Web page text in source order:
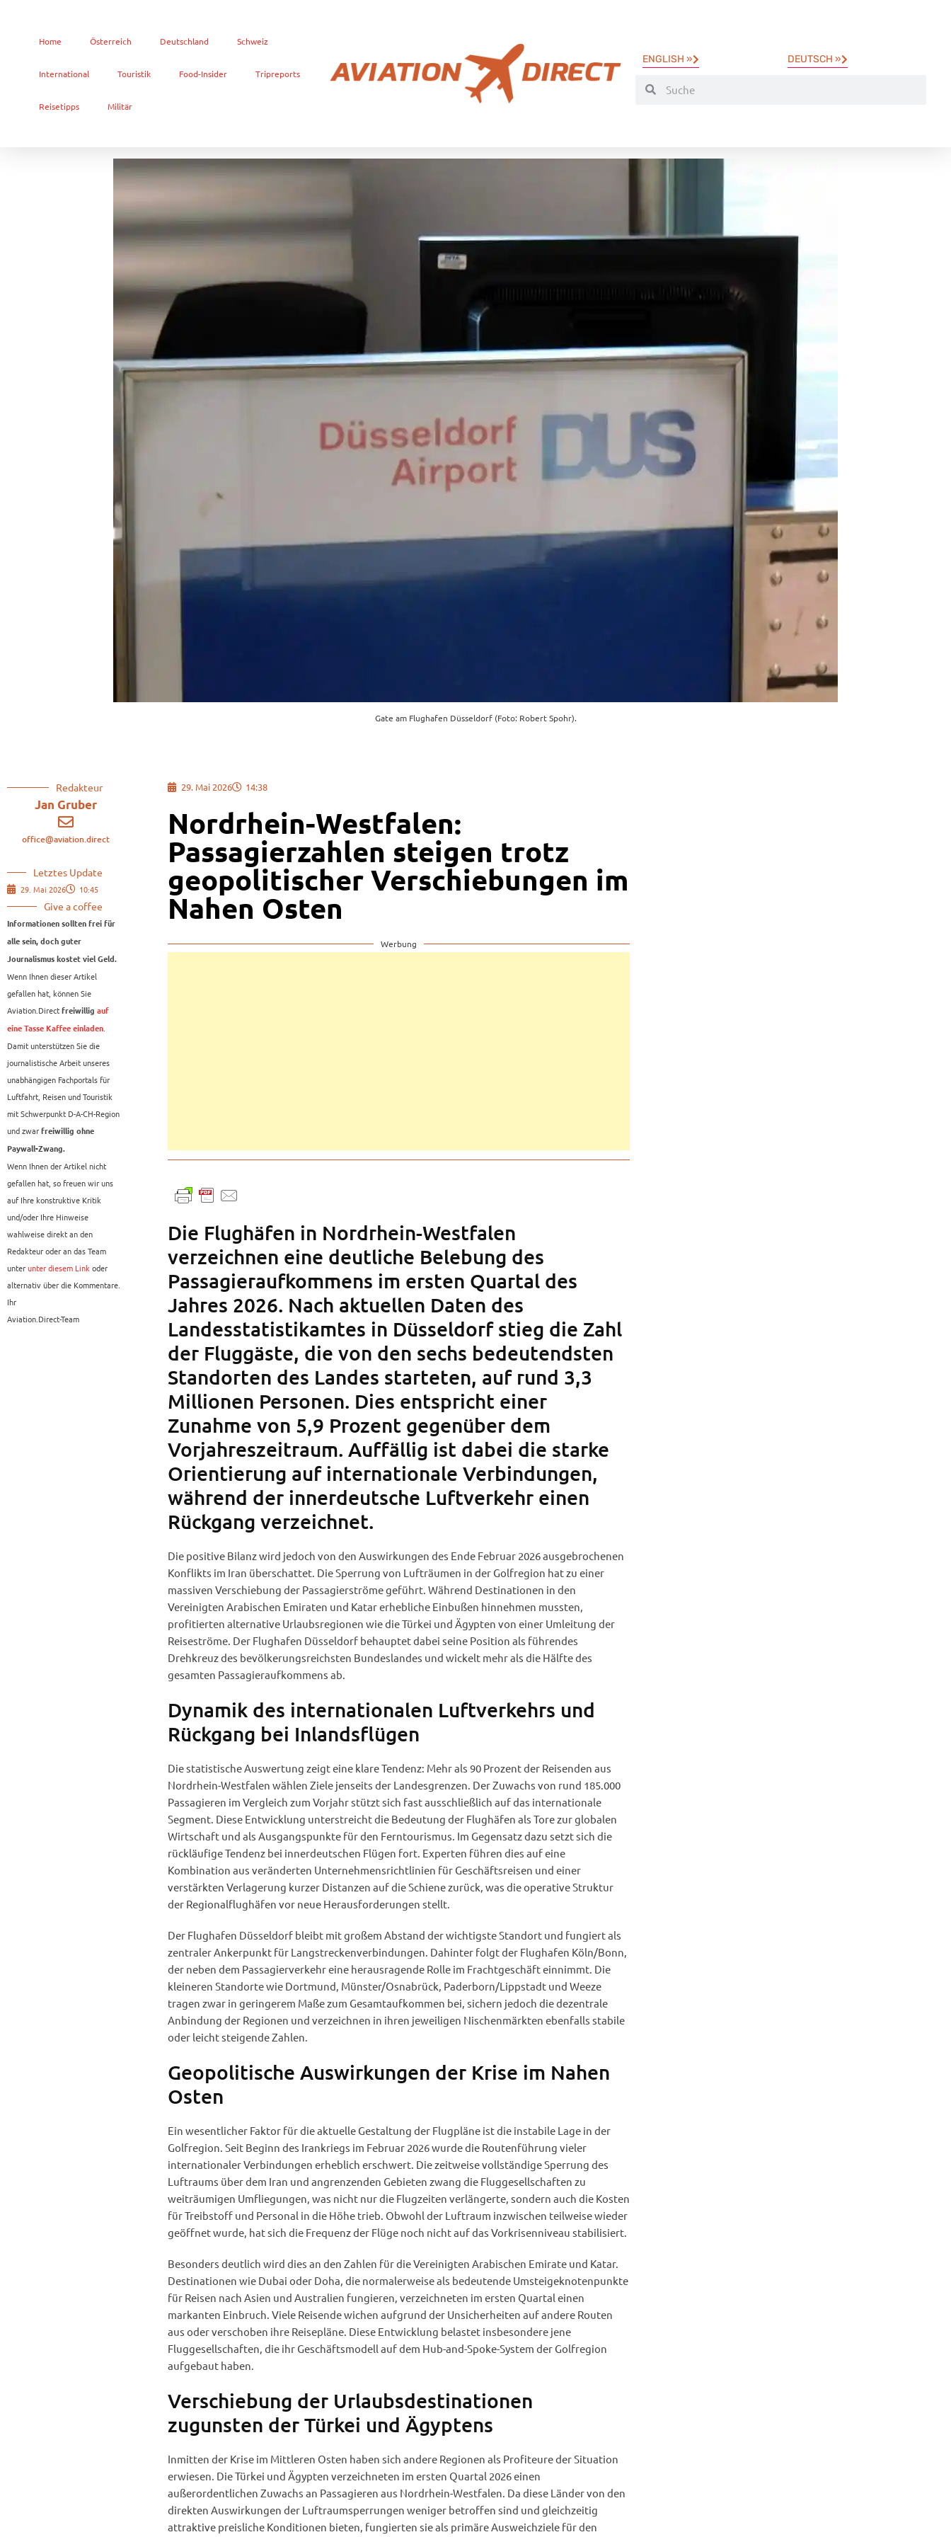
Home Österreich Deutschland Schweiz
International Touristik Food-Insider Tripreports
Reisetipps Militär
ENGLISH » DEUTSCH »
Gate am Flughafen Düsseldorf (Foto: Robert Spohr).
Redakteur
Jan Gruber
office@aviation.direct
Letztes Update
29. Mai 2026 10:45
Give a coffee
Informationen sollten frei für
alle sein, doch guter
Journalismus kostet viel Geld.
Wenn Ihnen dieser Artikel
gefallen hat, können Sie
Aviation.Direct freiwillig auf
eine Tasse Kaffee einladen.
Damit unterstützen Sie die
journalistische Arbeit unseres
unabhängigen Fachportals für
Luftfahrt, Reisen und Touristik
mit Schwerpunkt D-A-CH-Region
und zwar freiwillig ohne
Paywall-Zwang.
Wenn Ihnen der Artikel nicht
gefallen hat, so freuen wir uns
auf Ihre konstruktive Kritik
und/oder Ihre Hinweise
wahlweise direkt an den
Redakteur oder an das Team
unterunter diesem Linkoder
alternativ über die Kommentare.
Ihr
Aviation.Direct-Team
29. Mai 2026 14:38
Nordrhein-Westfalen:
Passagierzahlen steigen trotz
geopolitischer Verschiebungen im
Nahen Osten
Werbung
Die Flughäfen in Nordrhein-Westfalen
verzeichnen eine deutliche Belebung des
Passagieraufkommens im ersten Quartal des
Jahres 2026. Nach aktuellen Daten des
Landesstatistikamtes in Düsseldorf stieg die Zahl
der Fluggäste, die von den sechs bedeutendsten
Standorten des Landes starteten, auf rund 3,3
Millionen Personen. Dies entspricht einer
Zunahme von 5,9 Prozent gegenüber dem
Vorjahreszeitraum. Auffällig ist dabei die starke
Orientierung auf internationale Verbindungen,
während der innerdeutsche Luftverkehr einen
Rückgang verzeichnet.
Die positive Bilanz wird jedoch von den Auswirkungen des Ende Februar 2026 ausgebrochenen
Konflikts im Iran überschattet. Die Sperrung von Lufträumen in der Golfregion hat zu einer
massiven Verschiebung der Passagierströme geführt. Während Destinationen in den
Vereinigten Arabischen Emiraten und Katar erhebliche Einbußen hinnehmen mussten,
profitierten alternative Urlaubsregionen wie die Türkei und Ägypten von einer Umleitung der
Reiseströme. Der Flughafen Düsseldorf behauptet dabei seine Position als führendes
Drehkreuz des bevölkerungsreichsten Bundeslandes und wickelt mehr als die Hälfte des
gesamten Passagieraufkommens ab.
Dynamik des internationalen Luftverkehrs und
Rückgang bei Inlandsflügen
Die statistische Auswertung zeigt eine klare Tendenz: Mehr als 90 Prozent der Reisenden aus
Nordrhein-Westfalen wählen Ziele jenseits der Landesgrenzen. Der Zuwachs von rund 185.000
Passagieren im Vergleich zum Vorjahr stützt sich fast ausschließlich auf das internationale
Segment. Diese Entwicklung unterstreicht die Bedeutung der Flughäfen als Tore zur globalen
Wirtschaft und als Ausgangspunkte für den Ferntourismus. Im Gegensatz dazu setzt sich die
rückläufige Tendenz bei innerdeutschen Flügen fort. Experten führen dies auf eine
Kombination aus veränderten Unternehmensrichtlinien für Geschäftsreisen und einer
verstärkten Verlagerung kurzer Distanzen auf die Schiene zurück, was die operative Struktur
der Regionalflughäfen vor neue Herausforderungen stellt.
Der Flughafen Düsseldorf bleibt mit großem Abstand der wichtigste Standort und fungiert als
zentraler Ankerpunkt für Langstreckenverbindungen. Dahinter folgt der Flughafen Köln/Bonn,
der neben dem Passagierverkehr eine herausragende Rolle im Frachtgeschäft einnimmt. Die
kleineren Standorte wie Dortmund, Münster/Osnabrück, Paderborn/Lippstadt und Weeze
tragen zwar in geringerem Maße zum Gesamtaufkommen bei, sichern jedoch die dezentrale
Anbindung der Regionen und verzeichnen in ihren jeweiligen Nischenmärkten ebenfalls stabile
oder leicht steigende Zahlen.
Geopolitische Auswirkungen der Krise im Nahen
Osten
Ein wesentlicher Faktor für die aktuelle Gestaltung der Flugpläne ist die instabile Lage in der
Golfregion. Seit Beginn des Irankriegs im Februar 2026 wurde die Routenführung vieler
internationaler Verbindungen erheblich erschwert. Die zeitweise vollständige Sperrung des
Luftraums über dem Iran und angrenzenden Gebieten zwang die Fluggesellschaften zu
weiträumigen Umfliegungen, was nicht nur die Flugzeiten verlängerte, sondern auch die Kosten
für Treibstoff und Personal in die Höhe trieb. Obwohl der Luftraum inzwischen teilweise wieder
geöffnet wurde, hat sich die Frequenz der Flüge noch nicht auf das Vorkrisenniveau stabilisiert.
Besonders deutlich wird dies an den Zahlen für die Vereinigten Arabischen Emirate und Katar.
Destinationen wie Dubai oder Doha, die normalerweise als bedeutende Umsteigeknotenpunkte
für Reisen nach Asien und Australien fungieren, verzeichneten im ersten Quartal einen
markanten Einbruch. Viele Reisende wichen aufgrund der Unsicherheiten auf andere Routen
aus oder verschoben ihre Reisepläne. Diese Entwicklung belastet insbesondere jene
Fluggesellschaften, die ihr Geschäftsmodell auf dem Hub-and-Spoke-System der Golfregion
aufgebaut haben.
Verschiebung der Urlaubsdestinationen
zugunsten der Türkei und Ägyptens
Inmitten der Krise im Mittleren Osten haben sich andere Regionen als Profiteure der Situation
erwiesen. Die Türkei und Ägypten verzeichneten im ersten Quartal 2026 einen
außerordentlichen Zuwachs an Passagieren aus Nordrhein-Westfalen. Da diese Länder von den
direkten Auswirkungen der Luftraumsperrungen weniger betroffen sind und gleichzeitig
attraktive preisliche Konditionen bieten, fungierten sie als primäre Ausweichziele für den